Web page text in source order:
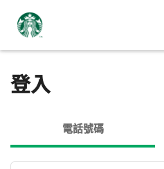
登入
電話號碼